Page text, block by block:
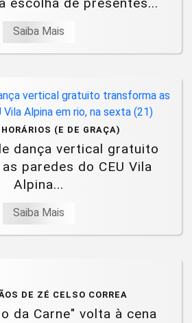
escolha de presentes...
Saiba Mais
(E DE GRAÇA)
dança vertical gratuito
paredes do CEU Vila
Alpina...
Saiba Mais
DE ZÉ CELSO CORREA
da Carne" volta à cena